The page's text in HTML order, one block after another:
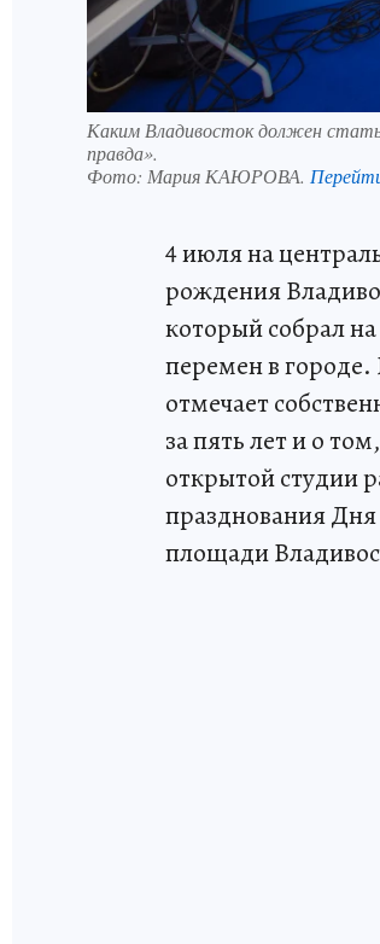
Каким Владивосток должен
правда».
Фото: Мария КАЮРОВА.
4 июля на
рождения
который собрал
перемен в городе.
отмечает
за пять лет и о
открытой студии
празднования
площади